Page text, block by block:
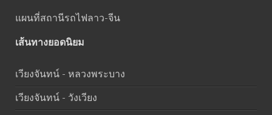
แผนที่สถานีรถไฟลาว-จีน
เส้นทางยอดนิยม
เวียงจันทน์ - หลวงพระบาง
เวียงจันทน์ - วังเวียง